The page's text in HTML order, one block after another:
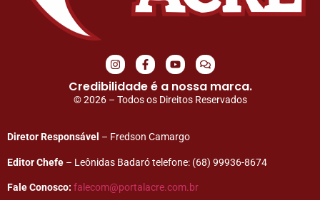
Credibilidade é a nossa marca.
© 2026 – Todos os Direitos Reservados
Diretor Responsável – Fredson Camargo
Editor Chefe – Leônidas Badaró telefone: (68) 99936-8674
Fale Conosco: falecom@portalacre.com.br